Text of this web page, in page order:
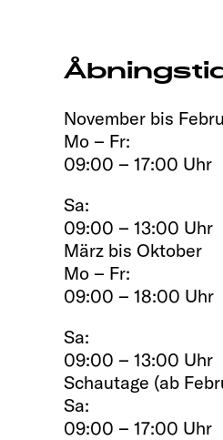
November bis
Mo – Fr:
09:00 – 17:00 Uhr
Sa:
09:00 – 13:00 Uhr
März bis Oktober
Mo – Fr:
09:00 – 18:00 Uhr
Sa:
09:00 – 13:00 Uhr
Schautage (ab
Sa:
09:00 – 17:00 Uhr